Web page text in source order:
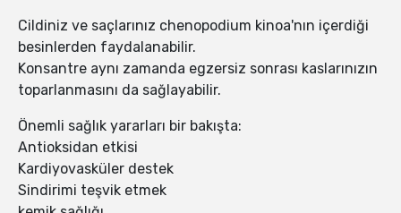
Cildiniz ve saçlarınız chenopodium kinoa'nın içerdiği
besinlerden faydalanabilir.
Konsantre aynı zamanda egzersiz sonrası kaslarınızın
toparlanmasını da sağlayabilir.
Önemli sağlık yararları bir bakışta:
Antioksidan etkisi
Kardiyovasküler destek
Sindirimi teşvik etmek